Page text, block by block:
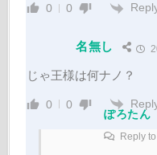
0 0
名無し
じゃ王様は何ナノ？
0 0
ぽろたん
Reply to